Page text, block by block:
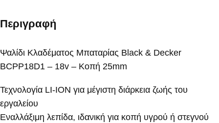
Περιγραφή
Ψαλίδι Κλαδέματος Μπαταρίας Black & Decker
BCPP18D1 – 18v – Κοπή 25mm
Τεχνολογία LI-ION για μέγιστη διάρκεια ζωής του
εργαλείου
Εναλλάξιμη λεπίδα, ιδανική για κοπή υγρού ή στεγνού